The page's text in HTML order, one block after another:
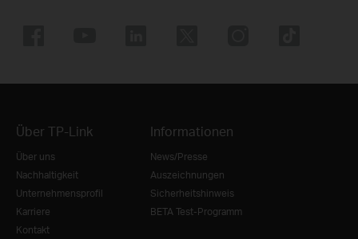
Über TP-Link
Über uns
Nachhaltigkeit
Unternehmensprofil
Karriere
Kontakt
Informationen
News/Presse
Auszeichnungen
Sicherheitshinweis
BETA Test-Programm